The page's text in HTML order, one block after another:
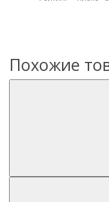
Похожие